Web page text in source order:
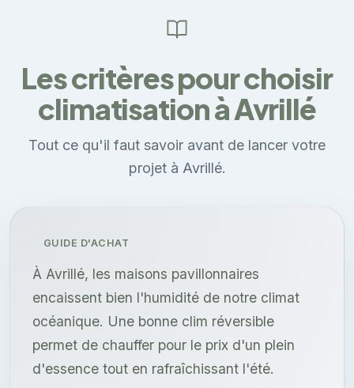
Les critères pour choisir
climatisation à Avrillé
Tout ce qu'il faut savoir avant de lancer votre
projet à Avrillé.
GUIDE D'ACHAT
À Avrillé, les maisons pavillonnaires
encaissent bien l'humidité de notre climat
océanique. Une bonne clim réversible
permet de chauffer pour le prix d'un plein
d'essence tout en rafraîchissant l'été.